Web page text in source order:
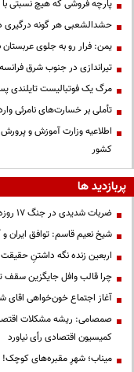
پارچه فروشی که هیچ نسبتی با
حشدالشعبی هر گونه درگیری
یمن: فرار رو به جلوی
تیراندازی در جنوب شرق فرانسه با ۶
مرگ یک فوتبالیست تایلندی
تأملی بر خسارت‌های نامرئی
کشور
پربازدید ها
ضربات شدیدی در جنگ ۱۷ روزه محرم به آمریکا وارد کردیم
شیخ نعیم قاسم: توافق ایران و
اربعین زنده نگه داشتنِ
چرا قالب وافل جایگزین
آغاز اجتماع خون‌خواهی اقای
صمصامی: ریشه مشکلات
کمیسیون اقتصادی رأی نیاورد
میناب؛ شهرِ مقبره‌های کوچک!